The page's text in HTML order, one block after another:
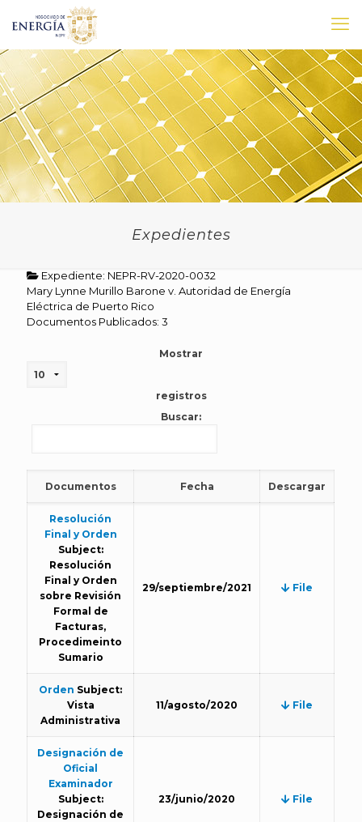
Expedientes
Expediente: NEPR-RV-2020-0032
Mary Lynne Murillo Barone v. Autoridad de Energía
Eléctrica de Puerto Rico
Documentos Publicados: 3
Mostrar
registros
Buscar:
Documentos Fecha Descargar
Resolución
Final y Orden
Subject:
Resolución
Final y Orden
sobre Revisión
Formal de
Facturas,
Procedimeinto
Sumario
29/septiembre/2021 File
Orden Subject:
Vista
Administrativa
11/agosto/2020 File
Designación de
Oficial
Examinador
Subject:
Designación de
23/junio/2020 File